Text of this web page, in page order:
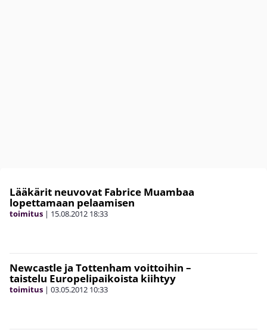
Lääkärit neuvovat Fabrice Muambaa
lopettamaan pelaamisen
toimitus | 15.08.2012 18:33
Newcastle ja Tottenham voittoihin –
taistelu Europelipaikoista kiihtyy
toimitus | 03.05.2012 10:33